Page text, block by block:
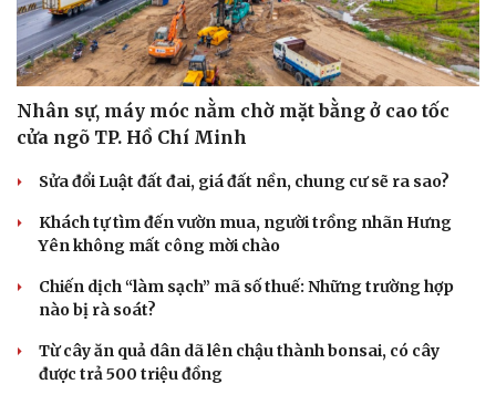
Nhân sự, máy móc nằm chờ mặt bằng ở cao tốc
cửa ngõ TP. Hồ Chí Minh
Sửa đổi Luật đất đai, giá đất nền, chung cư sẽ ra sao?
Khách tự tìm đến vườn mua, người trồng nhãn Hưng
Yên không mất công mời chào
Chiến dịch “làm sạch” mã số thuế: Những trường hợp
nào bị rà soát?
Từ cây ăn quả dân dã lên chậu thành bonsai, có cây
được trả 500 triệu đồng